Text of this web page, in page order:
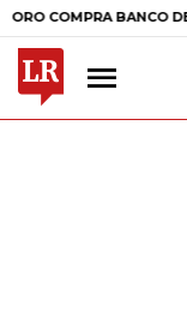
BANCO DE LA